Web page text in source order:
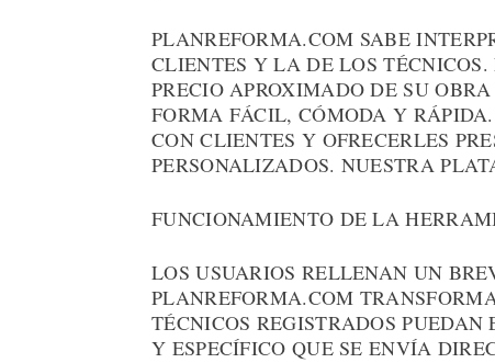
PLANREFORMA.COM SABE
CLIENTES Y LA DE LOS
PRECIO APROXIMADO DE SU
FORMA FÁCIL, CÓMODA Y
CON CLIENTES Y OFRECERLES
PERSONALIZADOS. NUESTRA
FUNCIONAMIENTO DE LA
LOS USUARIOS RELLENAN UN
PLANREFORMA.COM
TÉCNICOS REGISTRADOS
Y ESPECÍFICO QUE SE ENVÍA